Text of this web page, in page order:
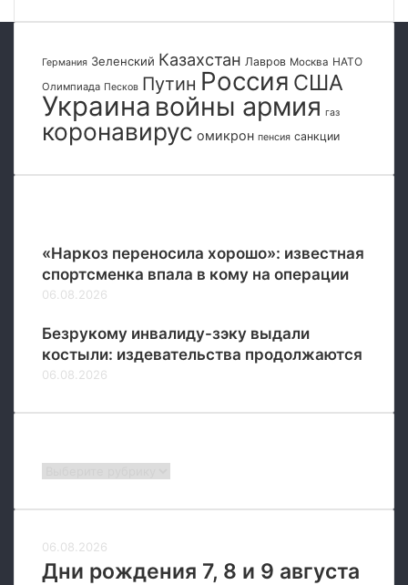
п
р
а
з
Д
н
п
р
Германия Зеленский Казахстан Лавров Москва НАТО
Олимпиада Песков Путин Россия США
Украина войны армия газ
коронавирус омикрон пенсия санкции
«Наркоз переносила хорошо»: известная
спортсменка впала в кому на операции
06.08.2026
Безрукому инвалиду-зэку выдали
костыли: издевательства продолжаются
06.08.2026
06.08.2026
Дни рождения 7, 8 и 9 августа